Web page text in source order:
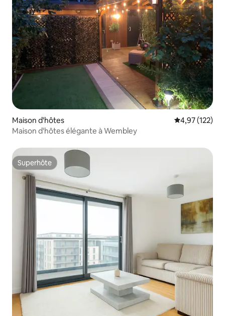
Maison d'hôtes Évaluation
4,97 (122)
Maison d'hôtes élégante à Wembley
Superhôte
Superhôte